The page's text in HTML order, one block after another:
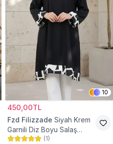
10
450,00TL
Fzd Filizzade Siyah Krem
Garnili Diz Boyu Salaş
Tunik
(1)